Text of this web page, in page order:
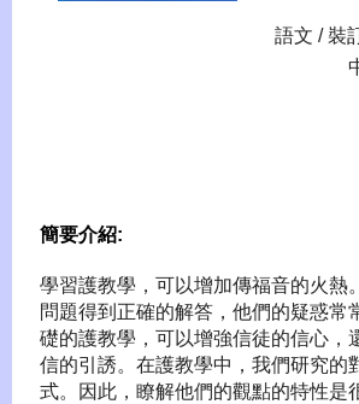
語文 / 裝
簡要介紹:
學習護教學，可以增加傳福音的火熱
問題得到正確的解答，他們的疑惑常
礎的護教學，可以增強信徒的信心，
信的引誘。在護教學中，我們研究的
式。因此，瞭解他們的觀點的特性是